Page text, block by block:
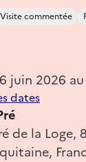
Visite commentée
juin 2026
dates
de la Loge,